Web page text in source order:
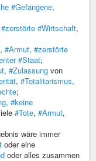
#Gefangene,
#zerstörte #Wirtschaft,
, #Armut, #zerstörte
#Staat;
, #Zulassung von
, #Totalitarismus,
;
, #keine
#Tote, #Armut,
wäre immer
oder eine
oder alles zusammen